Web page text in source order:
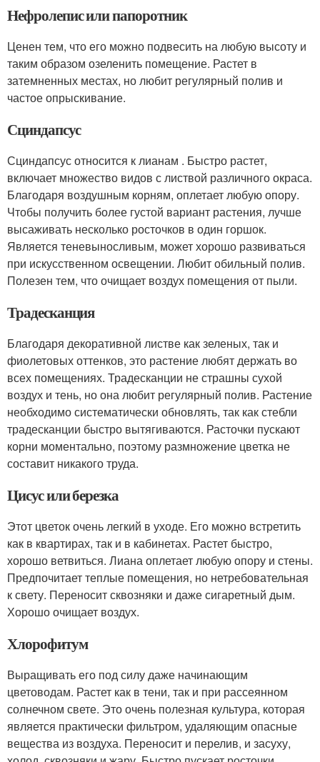
Нефролепис или папоротник
Ценен тем, что его можно подвесить на любую высоту и
таким образом озеленить помещение. Растет в
затемненных местах, но любит регулярный полив и
частое опрыскивание.
Сциндапсус
Сциндапсус относится к лианам . Быстро растет,
включает множество видов с листвой различного окраса.
Благодаря воздушным корням, оплетает любую опору.
Чтобы получить более густой вариант растения, лучше
высаживать несколько росточков в один горшок.
Является теневыносливым, может хорошо развиваться
при искусственном освещении. Любит обильный полив.
Полезен тем, что очищает воздух помещения от пыли.
Традесканция
Благодаря декоративной листве как зеленых, так и
фиолетовых оттенков, это растение любят держать во
всех помещениях. Традесканции не страшны сухой
воздух и тень, но она любит регулярный полив. Растение
необходимо систематически обновлять, так как стебли
традесканции быстро вытягиваются. Расточки пускают
корни моментально, поэтому размножение цветка не
составит никакого труда.
Цисус или березка
Этот цветок очень легкий в уходе. Его можно встретить
как в квартирах, так и в кабинетах. Растет быстро,
хорошо ветвиться. Лиана оплетает любую опору и стены.
Предпочитает теплые помещения, но нетребовательная
к свету. Переносит сквозняки и даже сигаретный дым.
Хорошо очищает воздух.
Хлорофитум
Выращивать его под силу даже начинающим
цветоводам. Растет как в тени, так и при рассеянном
солнечном свете. Это очень полезная культура, которая
является практически фильтром, удаляющим опасные
вещества из воздуха. Переносит и перелив, и засуху,